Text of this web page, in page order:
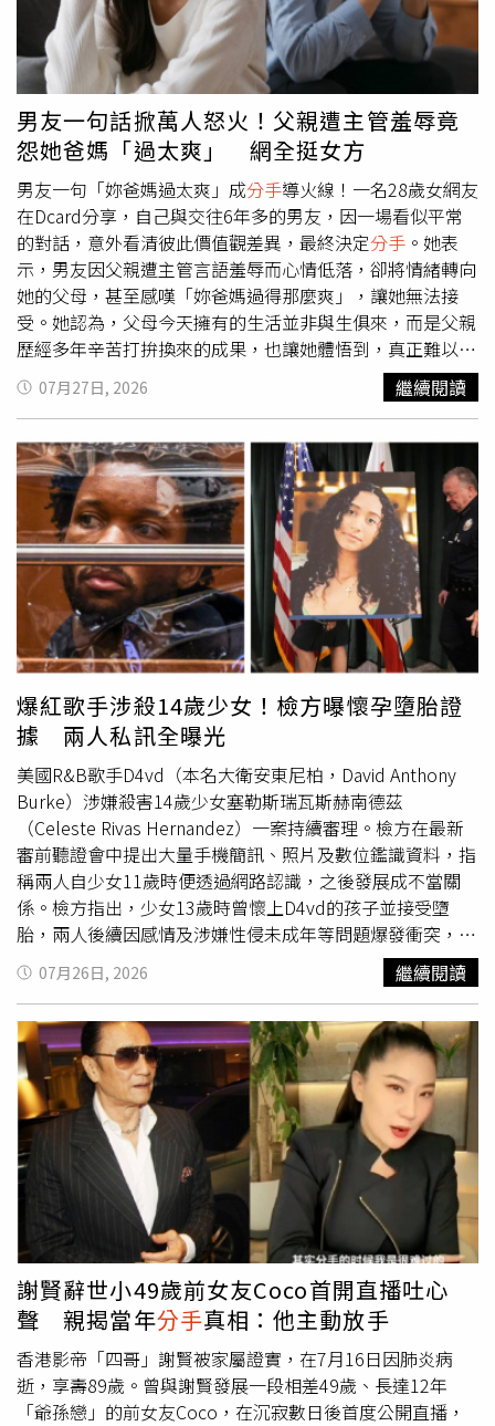
面。隨後Joeman登上吳淡如主持的節目時，被問到是否曾
帶女友同行前往米蘭，他當場愣了一下，僅以苦笑回應，並
未否認。吳淡如接著笑說：「以前你交的女朋友都會帶來給
我見見，這次怎麼沒有？」當時也被不少網友認為等同間接
替他認愛。蕭伊在網美圈累積不少知名度，畢業於馬偕護專
化妝品應用與管理科，早年以部落客身分經營社群，憑藉穿
搭、美妝及旅遊分享吸引大批粉絲追蹤。蕭伊也曾大方公開
赴南韓接受隆鼻手術的歷程，以坦率分享整形經驗受到不少
網友支持，社群人氣始終居高不下。至於Joeman近年持續
深耕YouTube，無論開箱、美食、旅遊或企劃類影片都擁有
高人氣，每次推出新作都引發熱烈討論。此外，經紀人透
露，他日前剛完成英國外景拍攝返台，目前已投入《公車食
刻表》及《Joe是要跟團》續集錄製，後續也將重新啟動備
受粉絲喜愛的「獨旅系列」。Joeman更透過經紀人幽默表
示：「這次是真・獨旅了。」一句話也讓不少網友聯想到恢
復單身的近況。回顧Joeman過去的感情生活，2018年曾與
有「重機女神」封號的咪妃交往，之後又與直播主妮婭穩定
交往超過3年，最終和平分手。如今與蕭伊這段戀情正式劃
下句點，雙方選擇各自展開人生新階段，也把更多心力投入
工作與未來規劃。
男友一句話掀萬人怒火！父親遭主管羞辱竟
怨她爸媽「過太爽」 網全挺女方
男友一句「妳爸媽過太爽」成分手導火線！一名28歲女網友
在Dcard分享，自己與交往6年多的男友，因一場看似平常
的對話，意外看清彼此價值觀差異，最終決定分手 。她表
示，男友因父親遭主管言語羞辱而心情低落，卻將情緒轉向
她的父母，甚至感嘆「妳爸媽過得那麼爽」，讓她無法接
受。她認為，父母今天擁有的生活並非與生俱來，而是父親
歷經多年辛苦打拚換來的成果，也讓她體悟到，真正難以跨
越的不是家境，而是對努力與人生的看法不同。貼文曝光
後，引發大批網友熱議。原PO表示，她與男友同為28歲，
交往超過6年。男友一直認為她家境優渥，時常把「妳家很
有錢」掛在嘴邊。她坦言，自家目前確實算得上小康，父親
擔任公司主管、母親是家庭主婦，家中居住透天厝，另有一
間房屋出租，父母各自擁有一輛汽車，自己成年時父親也買
了一輛車供她代步；相較之下，男友父親是技師、母親擔任
小公司行政人員，家中僅有一輛車。不過，她強調，男友看
到的是現在，卻沒有真正理解一家人走過的艱辛。她回憶，
幼稚園時祖父因創業失敗欠下超過600萬元債務，當時全家
僅靠父親一人工作維持生計，父親還與叔叔共同協助償還債
務，歷時約10年才終於還清。那段日子家中經濟十分拮据，
母親曾告訴她，小時候穿的衣服多半由外婆購買，就連生日
或過年想要一份小禮物，都因家裡沒有多餘預算而無法實
現。原PO指出，父親一路從基層做起，收入從每月3、4萬
元一路增加到十多萬元，但生活始終十分節省，把大部分收
入都投入家庭。即使隨身使用的皮鞋、公事包已經老舊，也
捨不得更換；母親曾買雞精替他補身體，他還因覺得太花錢
而要求退貨。為了爭取更好的發展，父親除了全職工作外，
還利用下班及假日完成碩士、博士學位，平日總是清晨出
門、深夜返家，假日也幾乎都在進修，她從小到大幾乎沒看
過父親真正放鬆休息。直到家中債務還清、經濟逐漸改善
後，父親才陸續購置房產，也替自己與母親換了兩、三百萬
元的新車。母親曾說，父親年輕時很喜歡車，但為了家庭，
只能放棄興趣，長年開著普通二手車，把所有心力放在養
家。原PO表示，男友是在家境穩定後才認識她，因此只看
到現在的生活，沒有經歷一家人過去共同熬過的低潮。事情
發生在日前一次假日約會。原PO發現男友情緒低落，詢問
後得知男友父親近日在公司遭主管言語羞辱，她聽了也相當
心疼，沒想到男友卻突然表示，非常羨慕她父母現在的生
活，認為雙方父母年紀相仿，自己的父親卻還要在職場受委
屈，而她的父母卻能過得輕鬆自在。原PO提醒男友，父親
也是歷經多年辛苦才有今天，但男友卻反問，如今她父親沒
有人敢欺負、生活過得很好，自己的父親同樣努力工作，卻
仍開著已使用十多年的Honda HR-V，母親也必須兼顧工作
與家務，反觀她母親不用工作，家庭生活依然安穩，言談間
流露出對兩個家庭現況的比較與不平衡。這番話讓原PO當
場沉默。她表示，自己完全能理解男友心疼父親，也認同主
管不該羞辱員工，但真正應該譴責的是做出不當言行的人，
而不是把怨氣投射到另一個靠多年努力才改善生活的家庭。
07月27日, 2026 繼續閱讀
爆紅歌手涉殺14歲少女！檢方曝懷孕墮胎證
據 兩人私訊全曝光
美國R&B歌手D4vd（本名大衛安東尼柏，David Anthony
Burke）涉嫌殺害14歲少女塞勒斯瑞瓦斯赫南德茲
（Celeste Rivas Hernandez）一案持續審理。檢方在最新
審前聽證會中提出大量手機簡訊、照片及數位鑑識資料，指
稱兩人自少女11歲時便透過網路認識，之後發展成不當關
係。檢方指出，少女13歲時曾懷上D4vd的孩子並接受墮
胎，兩人後續因感情及涉嫌性侵未成年等問題爆發衝突，最
終演變成這起震驚全美的命案。檢方指控D4vd與14歲少女
維持不當關係，少女生前曾懷孕並接受墮胎，相關對話成為
本案重要證據。根據檢方提出的證據，從D4vd手機及
iCloud復原的大量資料顯示，兩人的對話紀錄最早可追溯至
2022年8月，當時塞勒斯僅11歲、D4vd則17歲，雙方持續
聯絡至2025年，內容涉及性關係、懷孕、墮胎以及同居計
畫。檢方指控，D4vd自少女13歲起便長期對她性侵，並使
她懷孕。法庭公開的簡訊顯示，2024年1月，D4vd曾向少
女道歉，表示對「讓她經歷這些」感到抱歉，少女則回覆兩
人都沒有能力撫養孩子，認為墮胎對彼此都是較好的選擇。
D4vd接著詢問：「這是我的孩子對嗎？」對方回覆：「當
然是你的。」另一段2024年6月的對話中，少女曾傳訊詢
問：「如果第一次墮胎沒成功怎麼辦？」D4vd之後則回
覆，希望「這次墮胎會是最後一次，直到我們真正準備
好」。D4vd涉嫌殺害14歲少女案進入審前聽證，檢方提出
DNA、手機訊息及照片等證據，試圖還原案發經過。檢方還
指出，少女在墮胎後始終無法走出陰影，曾在訊息中向
D4vd表示，自己「為了你失去了孩子」，坦言每次想起這
07月26日, 2026 繼續閱讀
謝賢辭世小49歲前女友Coco首開直播吐心
聲 親揭當年分手真相：他主動放手
香港影帝「四哥」謝賢被家屬證實，在7月16日因肺炎病
逝，享壽89歲。曾與謝賢發展一段相差49歲、長達12年
「爺孫戀」的前女友Coco，在沉寂數日後首度公開直播，